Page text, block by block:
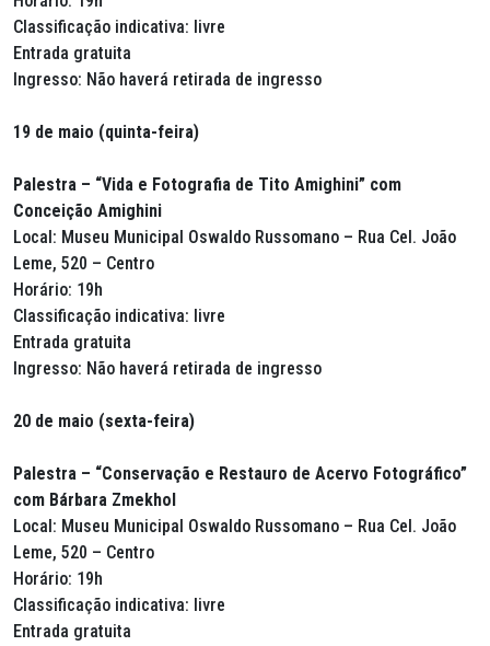
Classificação indicativa: livre
Entrada gratuita
Ingresso: Não haverá retirada de ingresso
19 de maio (quinta-feira)
Palestra – “Vida e Fotografia de Tito Amighini” com
Conceição Amighini
Local: Museu Municipal Oswaldo Russomano – Rua Cel. João
Leme, 520 – Centro
Horário: 19h
Classificação indicativa: livre
Entrada gratuita
Ingresso: Não haverá retirada de ingresso
20 de maio (sexta-feira)
Palestra – “Conservação e Restauro de Acervo Fotográfico”
com Bárbara Zmekhol
Local: Museu Municipal Oswaldo Russomano – Rua Cel. João
Leme, 520 – Centro
Horário: 19h
Classificação indicativa: livre
Entrada gratuita